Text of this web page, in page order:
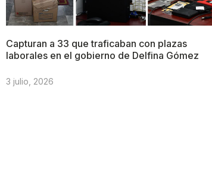
Capturan a 33 que traficaban con plazas
laborales en el gobierno de Delfina Gómez
3 julio, 2026